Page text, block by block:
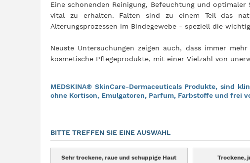
Eine schonenden Reinigung, Befeuchtung und
vital zu erhalten. Falten sind zu einem Teil das
Alterungsprozessen im Bindegewebe - speziell die
Neuste Untersuchungen zeigen auch, dass immer
kosmetische Pflegeprodukte, mit einer Vielzahl von
MEDSKINA® SkinCare-Dermaceuticals Produkte, sind
ohne Kortison, Emulgatoren, Parfum, Farbstoffe und frei
BITTE TREFFEN SIE EINE AUSWAHL
Sehr trockene, raue und schuppige Haut Trockene,